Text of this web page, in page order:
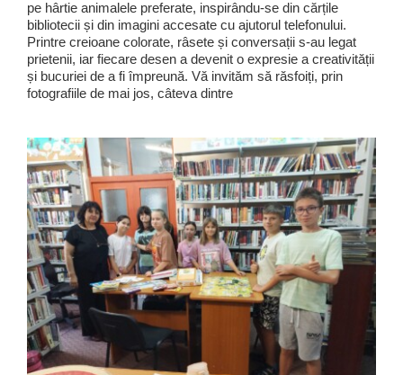
pe hârtie animalele preferate, inspirându-se din cărțile
bibliotecii și din imagini accesate cu ajutorul telefonului.
Printre creioane colorate, râsete și conversații s-au legat
prietenii, iar fiecare desen a devenit o expresie a creativității
și bucuriei de a fi împreună. Vă invităm să răsfoiți, prin
fotografiile de mai jos, câteva dintre